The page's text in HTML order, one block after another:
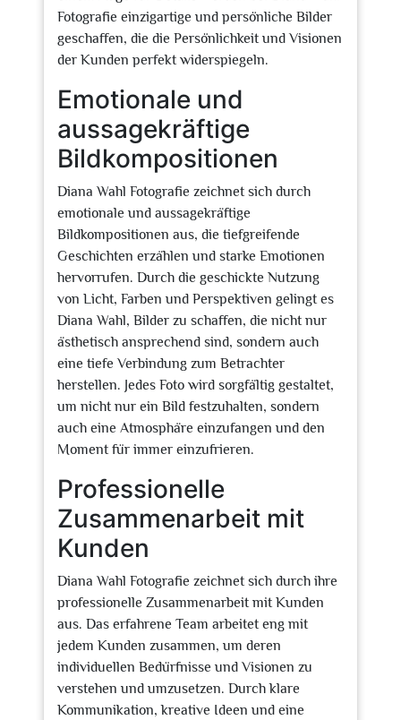
Fotografie einzigartige und persönliche Bilder
geschaffen, die die Persönlichkeit und Visionen
der Kunden perfekt widerspiegeln.
Emotionale und
aussagekräftige
Bildkompositionen
Diana Wahl Fotografie zeichnet sich durch
emotionale und aussagekräftige
Bildkompositionen aus, die tiefgreifende
Geschichten erzählen und starke Emotionen
hervorrufen. Durch die geschickte Nutzung
von Licht, Farben und Perspektiven gelingt es
Diana Wahl, Bilder zu schaffen, die nicht nur
ästhetisch ansprechend sind, sondern auch
eine tiefe Verbindung zum Betrachter
herstellen. Jedes Foto wird sorgfältig gestaltet,
um nicht nur ein Bild festzuhalten, sondern
auch eine Atmosphäre einzufangen und den
Moment für immer einzufrieren.
Professionelle
Zusammenarbeit mit
Kunden
Diana Wahl Fotografie zeichnet sich durch ihre
professionelle Zusammenarbeit mit Kunden
aus. Das erfahrene Team arbeitet eng mit
jedem Kunden zusammen, um deren
individuellen Bedürfnisse und Visionen zu
verstehen und umzusetzen. Durch klare
Kommunikation, kreative Ideen und eine